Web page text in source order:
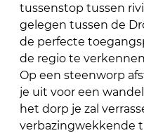
tussenstop tussen
gelegen tussen de
de perfecte
de regio te
Op een steenworp
je uit voor een
het dorp je zal
verbazingwekkende